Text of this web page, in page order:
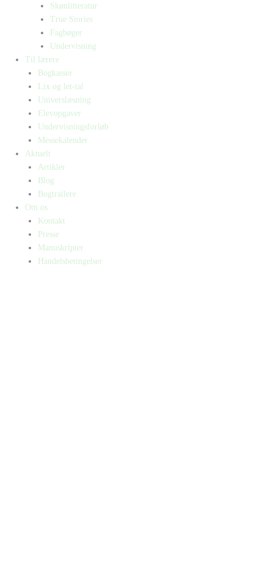
Skønlitteratur
True Stories
Fagbøger
Undervisning
Til lærere
Bogkasser
Lix og let-tal
Universlæsning
Elevopgaver
Undervisningsforløb
Messekalender
Aktuelt
Artikler
Blog
Bogtrailere
Om os
Kontakt
Presse
Manuskripter
Handelsbetingelser